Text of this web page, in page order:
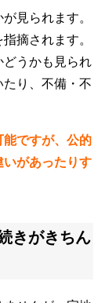
見られます。
摘されます。
どうかも見られ
り、不備・不
ですが、公的
があったりす
きがきちん